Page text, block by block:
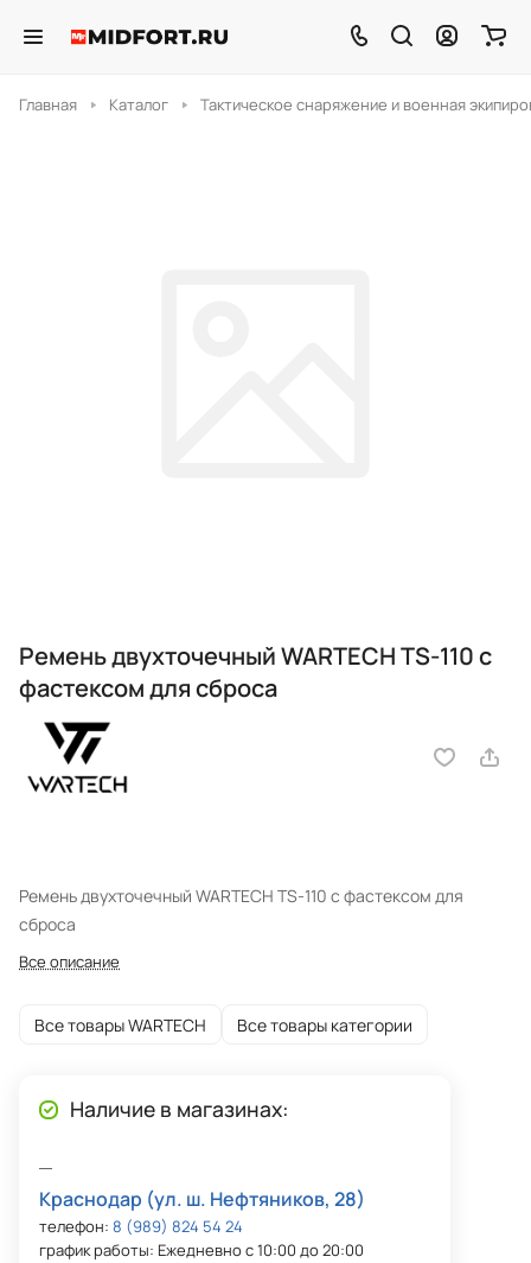
Главная Каталог Тактическое снаряжение и военная
Ремень двухточечный WARTECH TS-110 с
фастексом для сброса
Ремень двухточечный WARTECH TS-110 с фастексом для
сброса
Все описание
Все товары WARTECH Все товары категории
Наличие в магазинах:
Краснодар (ул. ш. Нефтяников, 28)
телефон: 8 (989) 824 54 24
график работы: Ежедневно с 10:00 до 20:00